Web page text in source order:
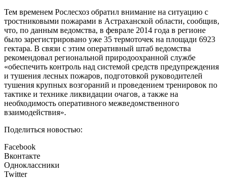
Тем временем Рослесхоз обратил внимание на ситуацию с
тростниковыми пожарами в Астраханской области, сообщив,
что, по данным ведомства, в феврале 2014 года в регионе
было зарегистрировано уже 35 термоточек на площади 6923
гектара. В связи с этим оперативный штаб ведомства
рекомендовал региональной природоохранной службе
«обеспечить контроль над системой средств предупреждения
и тушения лесных пожаров, подготовкой руководителей
тушения крупных возгораний и проведением тренировок по
тактике и технике ликвидации очагов, а также на
необходимость оперативного межведомственного
взаимодействия».
Поделиться новостью:
Facebook
Вконтакте
Одноклассники
Twitter